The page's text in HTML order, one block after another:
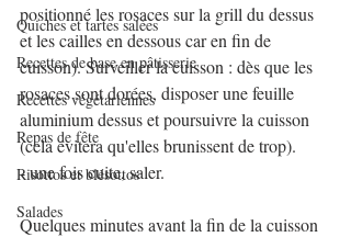
Quiches et tartes salées
Recettes de base en pâtisserie
Recettes végétariennes
Repas de fête
Risottos et blésottos
Salades
positionné les rosaces sur la grill du dessus
et les cailles en dessous car en fin de
cuisson). Surveiller la cuisson : dès que les
rosaces sont dorées, disposer une feuille
aluminium dessus et poursuivre la cuisson
(cela évitera qu'elles brunissent de trop).
- une fois cuite, saler.
Quelques minutes avant la fin de la cuisson